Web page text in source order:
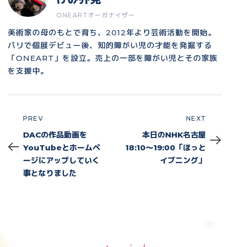
ONEARTオーガナイザー
美術家の母のもとで育ち、2012年より芸術活動を開始。
パリで個展デビュー後、知的障がい児の才能を発掘する
「ONEART」を設立。売上の一部を障がい児とその家族
を支援中。
Prev
PREV
DACの作品動画を
YouTubeとホームペ
ージにアップしていく
事となりました
NEXT
本日のNHK名古屋
18:10〜19:00「ほっと
イブニング」